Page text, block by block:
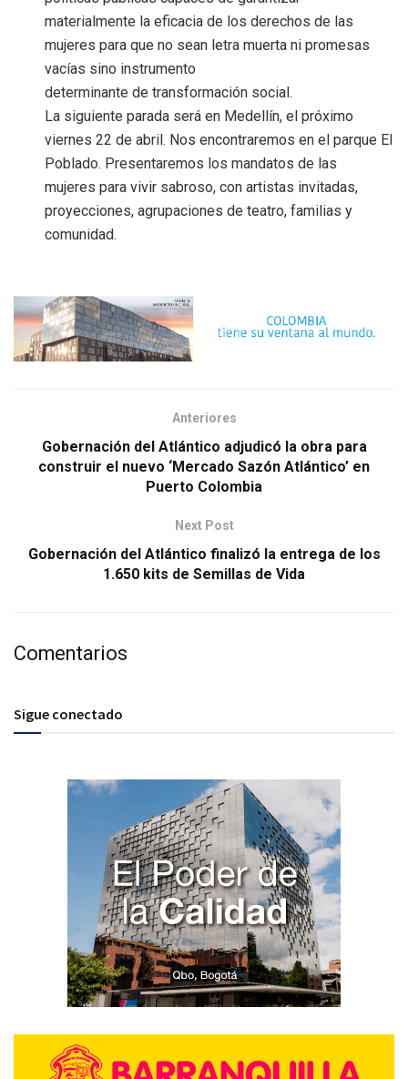
materialmente la eficacia de los derechos de las
mujeres para que no sean letra muerta ni promesas
vacías sino instrumento
determinante de transformación social.
La siguiente parada será en Medellín, el próximo
viernes 22 de abril. Nos encontraremos en el parque El
Poblado. Presentaremos los mandatos de las
mujeres para vivir sabroso, con artistas invitadas,
proyecciones, agrupaciones de teatro, familias y
comunidad.
Anteriores
Gobernación del Atlántico adjudicó la obra para
construir el nuevo ‘Mercado Sazón Atlántico’ en
Puerto Colombia
Next Post
Gobernación del Atlántico finalizó la entrega de los
1.650 kits de Semillas de Vida
Comentarios
Sigue conectado